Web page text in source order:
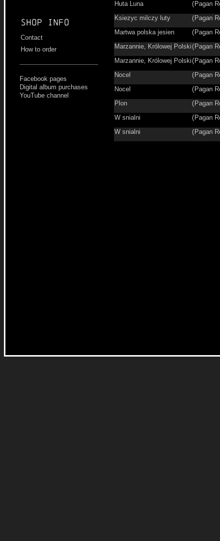
Shop info
Contact
How to order
Facebook pages
Digital album purchases
YouTube channel
Huta Luna
( Pagan
Ksiezyc milczy luty
( Pagan
Martwa polska jesien
( Pagan
Marzannie, Królowej Polski( Pagan
Marzannie, Królowej Polski( Pagan
Nocel
( Pagan
Nocel
( Pagan
Plon
( Pagan
W snialni
( Pagan
W snialni
( Pagan